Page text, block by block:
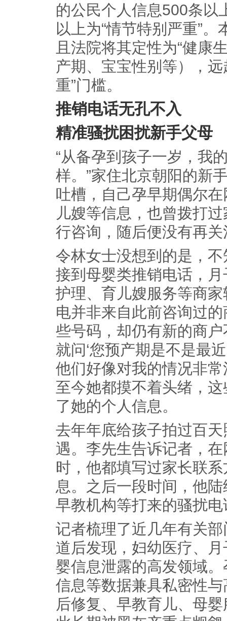
的公民个人信息500条以
以上为“情节特别严重”
且法院将其定性为“健康
产期、宝宝性别等），
重”门槛。
推销电话无孔不入
精准骚扰困扰新手父母
“从备孕到孩子一岁，我
样。”家住北京朝阳的新
吐槽，自己孕早期偶尔
儿嫂等信息，也曾拨打
行咨询，随后便没有再
令林女士没想到的是，
接到母婴类推销电话，
护理、育儿嫂服务等商
电并非来自此前咨询过
些号码，却仍有新的商
就问‘您预产期是不是最
他们好像对我的情况非
至今她都摸不着头绪，
了她的个人信息。
去年年底给孩子拍过百
遇。李先生告诉记者，
时，他都填写过家长联
息。之后一段时间，他
早教机构等打来的骚扰电
记者梳理了近几年有关
道后发现，妇幼医疗、
婴信息泄露的高发领域
信息等数据兼具私密性
后修复、早教育儿、母